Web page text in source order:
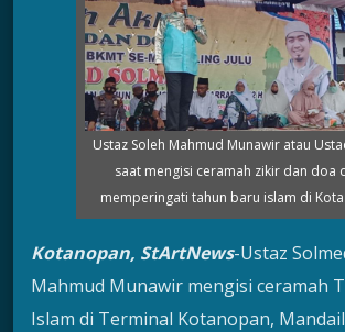
Ustaz Soleh Mahmud Munawir atau
saat mengisi ceramah zikir dan doa
memperingati tahun baru islam di
Kotanopan, StArtNews-Ustaz
Mahmud Munawir mengisi ceramah
Islam di Terminal Kotanopan,